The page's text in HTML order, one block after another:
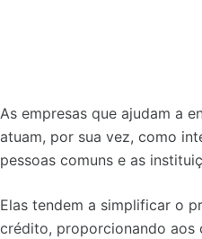
As empresas que ajudam a
atuam, por sua vez, como
pessoas comuns e as
Elas tendem a simplificar o
crédito, proporcionando aos